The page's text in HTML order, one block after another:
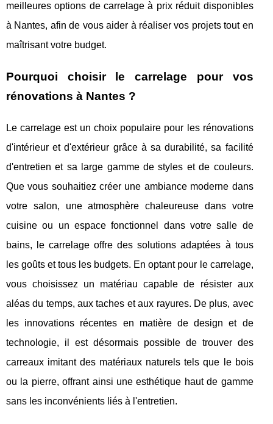
meilleures options de carrelage à prix réduit disponibles
à Nantes, afin de vous aider à réaliser vos projets tout en
maîtrisant votre budget.
Pourquoi choisir le carrelage pour vos
rénovations à Nantes ?
Le carrelage est un choix populaire pour les rénovations
d'intérieur et d'extérieur grâce à sa durabilité, sa facilité
d'entretien et sa large gamme de styles et de couleurs.
Que vous souhaitiez créer une ambiance moderne dans
votre salon, une atmosphère chaleureuse dans votre
cuisine ou un espace fonctionnel dans votre salle de
bains, le carrelage offre des solutions adaptées à tous
les goûts et tous les budgets. En optant pour le carrelage,
vous choisissez un matériau capable de résister aux
aléas du temps, aux taches et aux rayures. De plus, avec
les innovations récentes en matière de design et de
technologie, il est désormais possible de trouver des
carreaux imitant des matériaux naturels tels que le bois
ou la pierre, offrant ainsi une esthétique haut de gamme
sans les inconvénients liés à l'entretien.